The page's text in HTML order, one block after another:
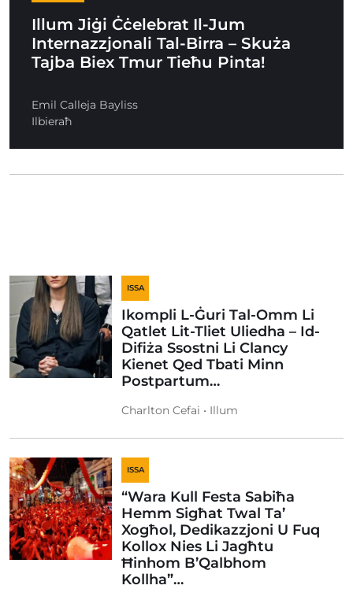
Illum Jiġi Ċċelebrat Il-Jum
Internazzjonali Tal-Birra – Skuża
Tajba Biex Tmur Tieħu Pinta!
Emil Calleja Bayliss
Ilbieraħ
ISSA
Ikompli L-Ġuri Tal-Omm Li
Qatlet Lit-Tliet Uliedha – Id-
Difiża Ssostni Li Clancy
Kienet Qed Tbati Minn
Postpartum…
Charlton Cefai • Illum
ISSA
“Wara Kull Festa Sabiħa
Hemm Sigħat Twal Ta’
Xogħol, Dedikazzjoni U Fuq
Kollox Nies Li Jagħtu
Ħinhom B’Qalbhom
Kollha”…